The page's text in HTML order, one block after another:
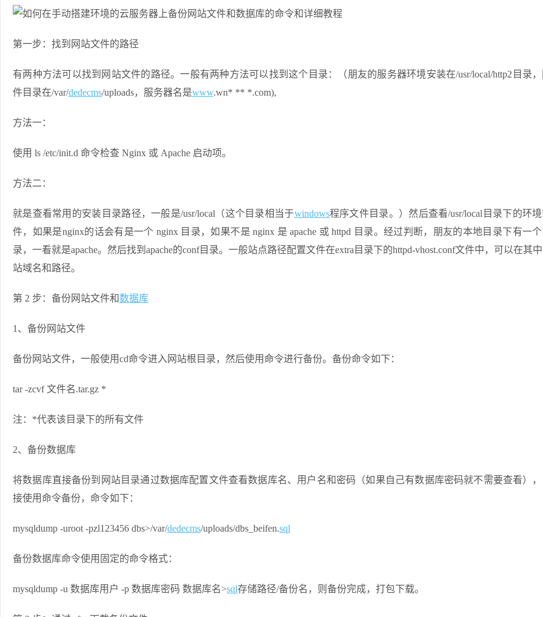
第一步：找到网站文件的路径
有两种方法可以找到网站文件的路径。一般有两种方法可以找到这个目录：（朋友的服务器环境安装在/usr/local/http2目录
件目录在/var/dedecms/uploads，服务器名是www.wn* ** *.com),
方法一：
使用 ls /etc/init.d 命令检查 Nginx 或 Apache 启动项。
方法二：
就是查看常用的安装目录路径，一般是/usr/local（这个目录相当于windows程序文件目录。）然后查看/usr/local目录下的环
件，如果是nginx的话会有是一个 nginx 目录，如果不是 nginx 是 apache 或 httpd 目录。经过判断，朋友的本地目录下有一个
录，一看就是apache。然后找到apache的conf目录。一般站点路径配置文件在extra目录下的httpd-vhost.conf文件中，可以在其
站域名和路径。
第 2 步：备份网站文件和数据库
1、备份网站文件
备份网站文件，一般使用cd命令进入网站根目录，然后使用命令进行备份。备份命令如下：
tar -zcvf 文件名.tar.gz *
注：*代表该目录下的所有文件
2、备份数据库
将数据库直接备份到网站目录通过数据库配置文件查看数据库名、用户名和密码（如果自己有数据库密码就不需要查看）
接使用命令备份，命令如下：
mysqldump -uroot -pzl123456 dbs>/var/dedecms/uploads/dbs_beifen.sql
备份数据库命令使用固定的命令格式：
mysqldump -u 数据库用户 -p 数据库密码 数据库名>sql存储路径/备份名，则备份完成，打包下载。